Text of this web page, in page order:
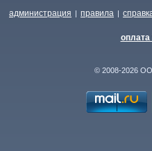
администрация | правила |
оплата
© 2008-2026